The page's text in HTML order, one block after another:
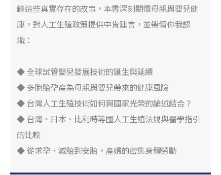
錄這些真實存在的故事，本書深刻關懷母親與嬰兒健
康，對人工生殖政策提供中肯建言，並帶領你我認
識：
◆ 全球試管嬰兒發展技術的誕生與延續
◆ 多胞胎孕產為母親與嬰兒帶來的健康風險
◆ 台灣人工生殖技術如何與國家光榮的論述結合？
◆ 台灣、日本、比利時等國人工生殖法規與醫學指引
的比較
◆ 從求孕、減胎到安胎，產婦的密集身體勞動